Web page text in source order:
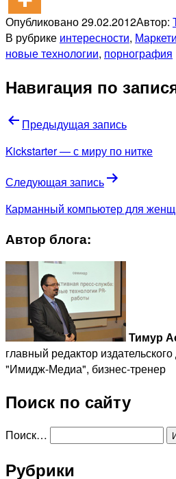
Опубликовано29.02.2012Автор:
В рубрике интересности,
новые технологии, порнография
Навигация по
Предыдущая запись
Kickstarter — с миру по нитке
Следующая запись
Карманный компьютер для
Автор блога:
Тимур
главный редактор
"Имидж-Медиа", бизнес-тренер
Поиск по сайту
Поиск…
Рубрики